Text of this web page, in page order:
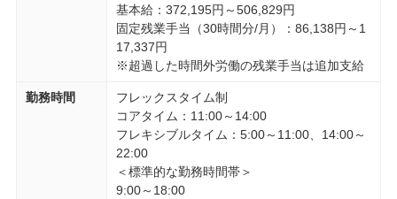
基本給：372,195円～506,829円
固定残業手当（30時間分/月）：86,138円～1
17,337円
※超過した時間外労働の残業手当は追加支給
勤務時間
フレックスタイム制
コアタイム：11:00～14:00
フレキシブルタイム：5:00～11:00、14:00～
22:00
＜標準的な勤務時間帯＞
9:00～18:00